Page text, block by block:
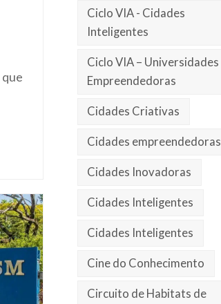
Ciclo VIA - Cidades
Inteligentes
Ciclo VIA – Universidades
Empreendedoras
Cidades Criativas
Cidades empreendedoras
Cidades Inovadoras
Cidades Inteligentes
Cidades Inteligentes
Cine do Conhecimento
Circuito de Habitats de